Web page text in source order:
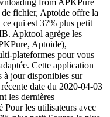
fichier, Aptoide offre la
qui est 37% plus petit
Apktool agrège les
Aptoide),
plateformes pour vous
Cette application
à jour disponibles sur
date du 2020-04-03
les dernières
Pour les utilisateurs avec